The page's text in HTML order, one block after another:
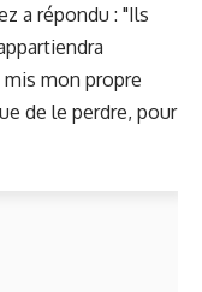
a répondu : "Ils
mis mon propre
de le perdre, pour